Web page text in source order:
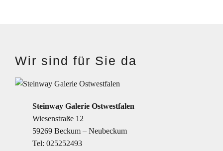
Wir sind für Sie da
Steinway Galerie Ostwestfalen
Wiesenstraße 12
59269 Beckum – Neubeckum
Tel: 025252493